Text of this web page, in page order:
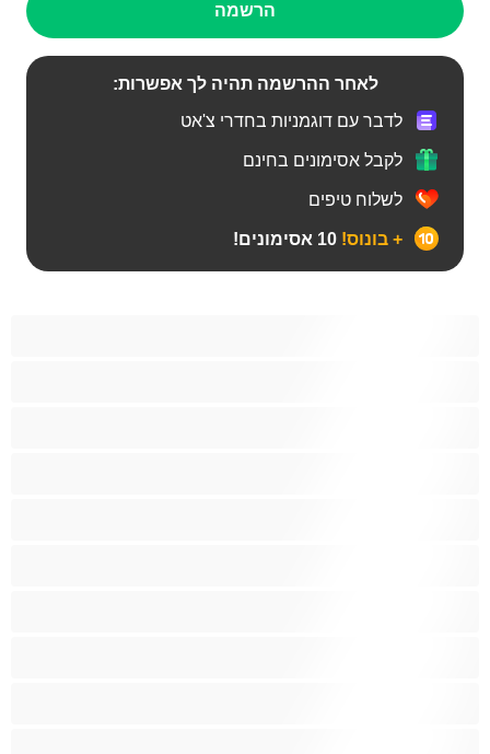
הרשמה
לאחר ההרשמה תהיה לך אפשרות:
לדבר עם דוגמניות בחדרי צ'אט
לקבל אסימונים בחינם
לשלוח טיפים
+ בונוס!